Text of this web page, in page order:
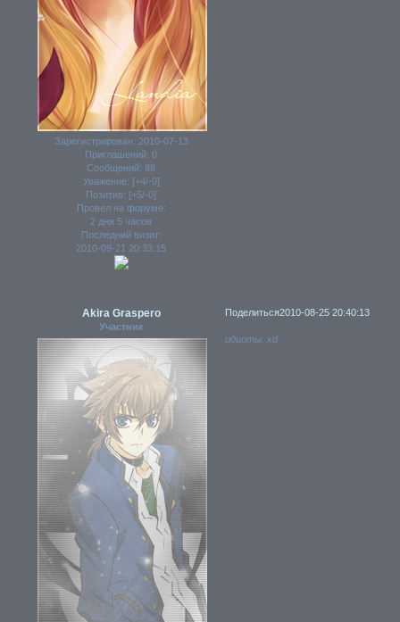
Зарегистрирован: 2010-07-13
Приглашений: 0
Сообщений: 88
Уважение: [+4/-0]
Позитив: [+5/-0]
Провел на форуме:
2 дня 5 часов
Последний визит:
2010-09-21 20:33:15
Поделиться2010-08-25 20:40:13
Akira Graspero
Участник
идиоты. xd